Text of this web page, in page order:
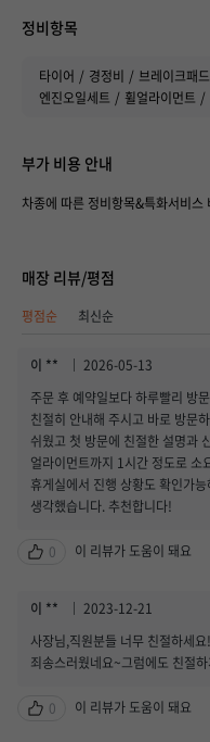
정비항목
타이어 경정비 브레이크패드
엔진오일세트
휠얼라이먼트
부가 비용 안내
차종에 따른 정비항목&특화서비
매장 리뷰/평점
평점순 최신순
이 ** 2026-05-13
주문 후 예약일보다 하루빨리 방
친절히 안내해 주시고 바로 방문
쉬웠고 첫 방문에 친절한 설명과
얼라이먼트까지 1시간 정도로 소
휴게실에서 진행 상황도 확인가
생각했습니다. 추천합니다!
0 이 리뷰가 도움이 돼요
이 ** 2023-12-21
사장님,직원분들 너무 친절하세
죄송스러웠네요~그럼에도 친절
0 이 리뷰가 도움이 돼요
취소하기